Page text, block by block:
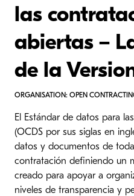
las
abiertas –
de la Version
ORGANISATION: OPEN
El Estándar de datos para
(OCDS por sus siglas en
datos y documentos de
contratación definiendo un
creado para apoyar a
niveles de transparencia y